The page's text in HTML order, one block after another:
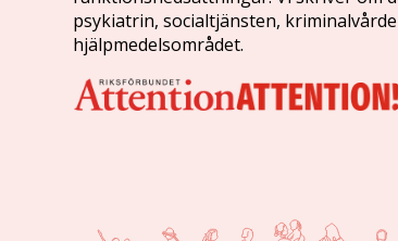
psykiatrin, socialtjänsten,
hjälpmedelsområdet.